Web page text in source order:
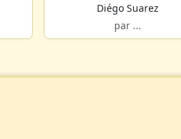
Diégo Suarez
par ...